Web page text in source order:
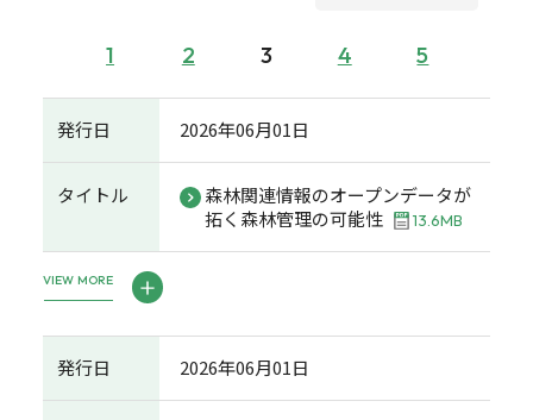
1 2 3 4 5
発行日 2026年06月01日
タイトル
森林関連情報のオープンデータが
拓く森林管理の可能性
13.6MB
VIEW MORE
発行日 2026年06月01日